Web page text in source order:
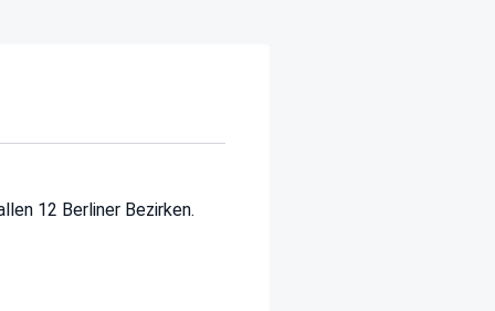
12 Berliner Bezirken.